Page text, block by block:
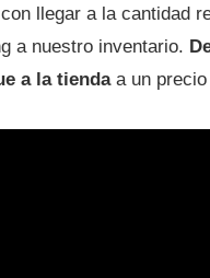
llegar a la cantidad
a nuestro inventario.
a la tiendaa un precio